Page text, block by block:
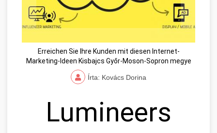
Erreichen Sie Ihre Kunden mit diesen Internet-
Marketing-Ideen Kisbajcs Győr-Moson-Sopron megye
Írta: Kovács Dorina
Lumineers